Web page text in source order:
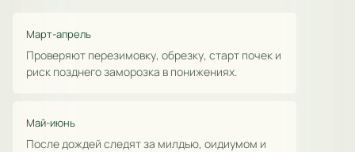
Март-апрель
Проверяют перезимовку, обрезку, старт почек и
риск позднего заморозка в понижениях.
Май-июнь
После дождей следят за милдью, оидиумом и